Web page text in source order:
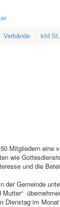
Verbände kfd
Mitgliedern eine
wie
und die
der Gemeinde
Mutter“
Dienstag im